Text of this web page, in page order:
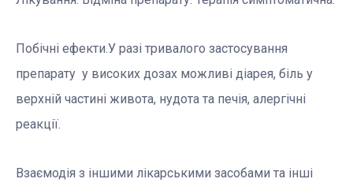
Побічні ефекти.У разі тривалого застосування
препарату у високих дозах можливі діарея, біль у
верхній частині живота, нудота та печія, алергічні
реакції.
Взаємодія з іншими лікарськими засобами та інші